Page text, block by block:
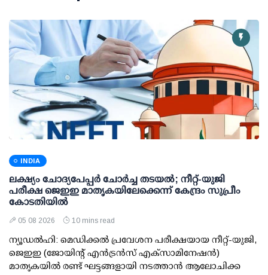
INDIA
ലക്ഷ്യം ചോദ്യപേപ്പര്‍ ചോര്‍ച്ച തടയല്‍; നീറ്റ്-യുജി
പരീക്ഷ ജെഇഇ മാതൃകയിലേക്കെന്ന് കേന്ദ്രം സുപ്രീം
കോടതിയില്‍
05 08 2026 10 mins read
ന്യൂഡല്‍ഹി: മെഡിക്കല്‍ പ്രവേശന പരീക്ഷയായ നീറ്റ്-യുജി,
ജെഇഇ (ജോയിന്റ് എന്‍ട്രന്‍സ് എക്‌സാമിനേഷന്‍)
മാതൃകയില്‍ രണ്ട് ഘട്ടങ്ങളായി നടത്താന്‍ ആലോചിക്ക